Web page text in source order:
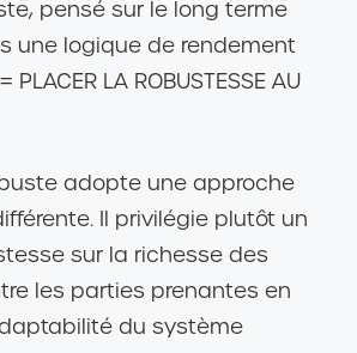
pensé sur le long terme
une logique de rendement
LA ROBUSTESSE AU
adopte une approche
Il privilégie plutôt un
sur la richesse des
les parties prenantes en
du système